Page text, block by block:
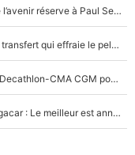
Tour de France - Échec sur échec, voilà ce que l’avenir réserve à Paul Seixas : «Tant qu’il y aura un Pogacar comme celui-là...»
Paul Seixas chez UAE avec Tadej Pogacar : Le transfert qui effraie le peloton, «c’est la pire des choses qui puisse arriver»
Une signature très importante se prépare chez Decathlon-CMA CGM pour aider Paul Seixas à gagner le Tour de France 2027
Paul Seixas en route pour succéder à Tadej Pogacar : Le meilleur est annoncé pour l’avenir de la pépite française